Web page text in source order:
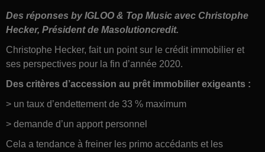
Des réponses byIGLOO & Top Music avec Christophe
Hecker, Président de Masolutioncredit.
Christophe Hecker, fait un point sur le crédit immobilier et
ses perspectives pour la fin d’année 2020.
Des critères d’accession au prêt immobilier exigeants :
> un taux d’endettement de 33 % maximum
> demande d’un apport personnel
Cela a tendance à freiner les primo accédants et les